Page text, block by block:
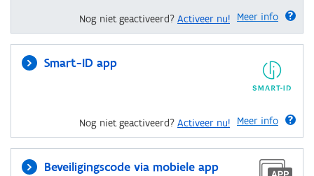
Meer info
Nog niet geactiveerd? Activeer nu!
Smart-ID app
Meer info
Nog niet geactiveerd? Activeer nu!
Beveiligingscode via mobiele app